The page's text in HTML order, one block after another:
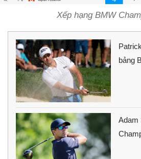
Xếp hạng BMW
bảng
Adam